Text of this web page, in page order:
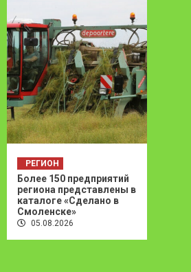
РЕГИОН
Более 150 предприятий
региона представлены в
каталоге «Сделано в
Смоленске»
05.08.2026